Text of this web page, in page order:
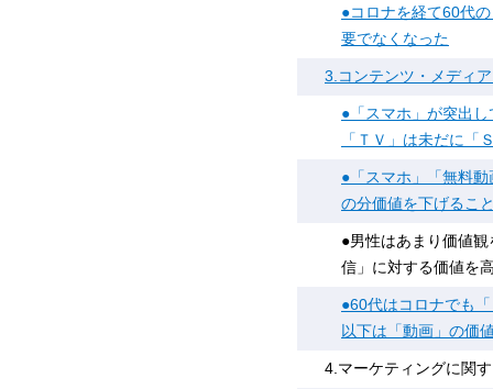
●コロナを経て60代
要でなくなった
3.コンテンツ・メディ
●「スマホ」が突出
「ＴＶ」は未だに「
●「スマホ」「無料
の分価値を下げるこ
●男性はあまり価値
信」に対する価値を
●60代はコロナでも
以下は「動画」の価
4.マーケティングに関